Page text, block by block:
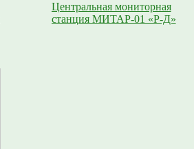
Центральная мониторная
станция МИТАР-01 «Р-Д»